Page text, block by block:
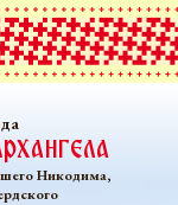
Никодима,